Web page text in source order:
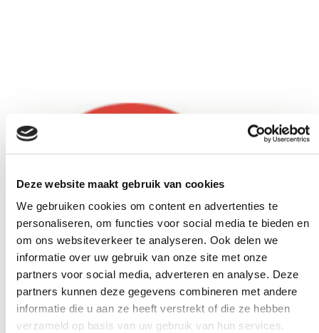
Deze website maakt gebruik van cookies
We gebruiken cookies om content en advertenties te
personaliseren, om functies voor social media te bieden en
om ons websiteverkeer te analyseren. Ook delen we
informatie over uw gebruik van onze site met onze
partners voor social media, adverteren en analyse. Deze
partners kunnen deze gegevens combineren met andere
informatie die u aan ze heeft verstrekt of die ze hebben
verzameld op basis van uw gebruik van hun services.
Bibliotheekabonnement via school